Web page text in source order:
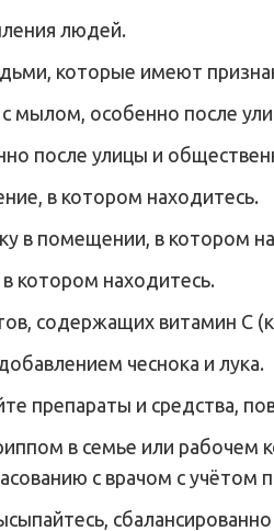
людей.
которые имеют
мылом, особенно после
после улицы и
в котором находитесь.
в помещении, в котором
котором находитесь.
содержащих витамин С
чеснока и лука.
препараты и средства,
в семье или
с врачом с учётом